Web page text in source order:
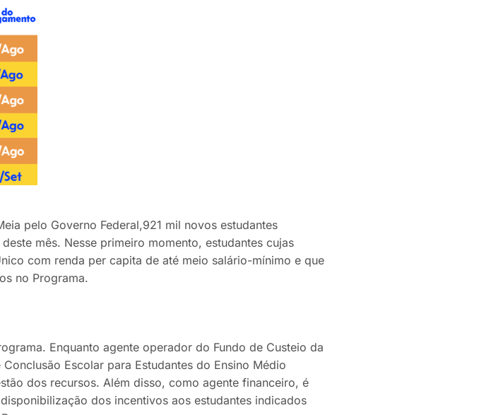
pelo Governo Federal,921 mil novos estudantes
mês. Nesse primeiro momento, estudantes cujas
com renda per capita de até meio salário-mínimo e que
no Programa.
Enquanto agente operador do Fundo de Custeio da
Escolar para Estudantes do Ensino Médio
dos recursos. Além disso, como agente financeiro, é
dos incentivos aos estudantes indicados